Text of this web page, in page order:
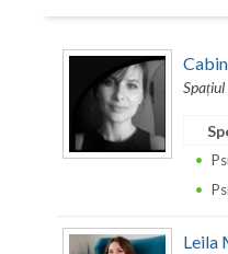
Spațiul
Leila